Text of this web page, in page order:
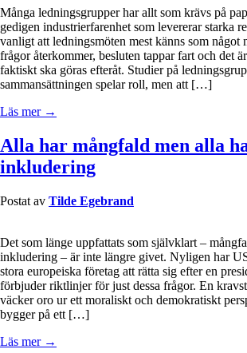
Många ledningsgrupper har allt som krävs på
gedigen industrierfarenhet som levererar starka
vanligt att ledningsmöten mest känns som något
frågor återkommer, besluten tappar fart och det
faktiskt ska göras efteråt. Studier på
sammansättningen spelar roll, men att […]
Läs mer →
Alla har mångfald men alla
inkludering
Postat av Tilde Egebrand
Det som länge uppfattats som självklart –
inkludering – är inte längre givet. Nyligen har
stora europeiska företag att rätta sig efter en
förbjuder riktlinjer för just dessa frågor. En
väcker oro ur ett moraliskt och demokratiskt
bygger på ett […]
Läs mer →